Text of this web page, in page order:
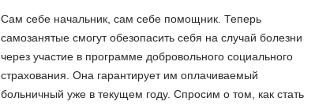
Сам себе начальник, сам себе помощник. Теперь
самозанятые смогут обезопасить себя на случай болезни
через участие в программе добровольного социального
страхования. Она гарантирует им оплачиваемый
больничный уже в текущем году. Спросим о том, как стать